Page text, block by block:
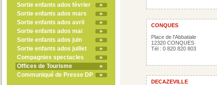
Sortie enfants ados février
Sortie enfants ados mars
Sortie enfants ados avril
Sortie enfants ados mai
Sortie enfants ados juin
Sortie enfants ados juillet
Compagnies spectacles
Offices de Tourisme
Communiqué de Presse DP
CONQUES
Place de l'Abbatiale
12320 CONQUES
Tél : 0 820 820 803
DECAZEVILLE